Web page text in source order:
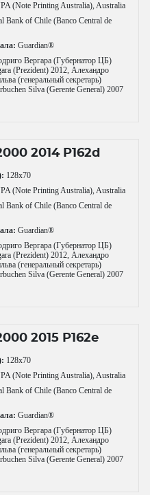
(Note Printing Australia), Australia
Bank of Chile (Banco Central de
Guardian®
Вергара (Губернатор ЦБ)
(Prezident) 2012, Алехандро
(генеральный секретарь)
Silva (Gerente General) 2007
2014 P162d
128x70
(Note Printing Australia), Australia
Bank of Chile (Banco Central de
Guardian®
Вергара (Губернатор ЦБ)
(Prezident) 2012, Алехандро
(генеральный секретарь)
Silva (Gerente General) 2007
2015 P162e
128x70
(Note Printing Australia), Australia
Bank of Chile (Banco Central de
Guardian®
Вергара (Губернатор ЦБ)
(Prezident) 2012, Алехандро
(генеральный секретарь)
Silva (Gerente General) 2007